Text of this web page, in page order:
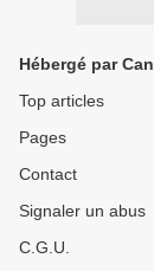
Hébergé par
Top articles
Pages
Contact
Signaler un abus
C.G.U.